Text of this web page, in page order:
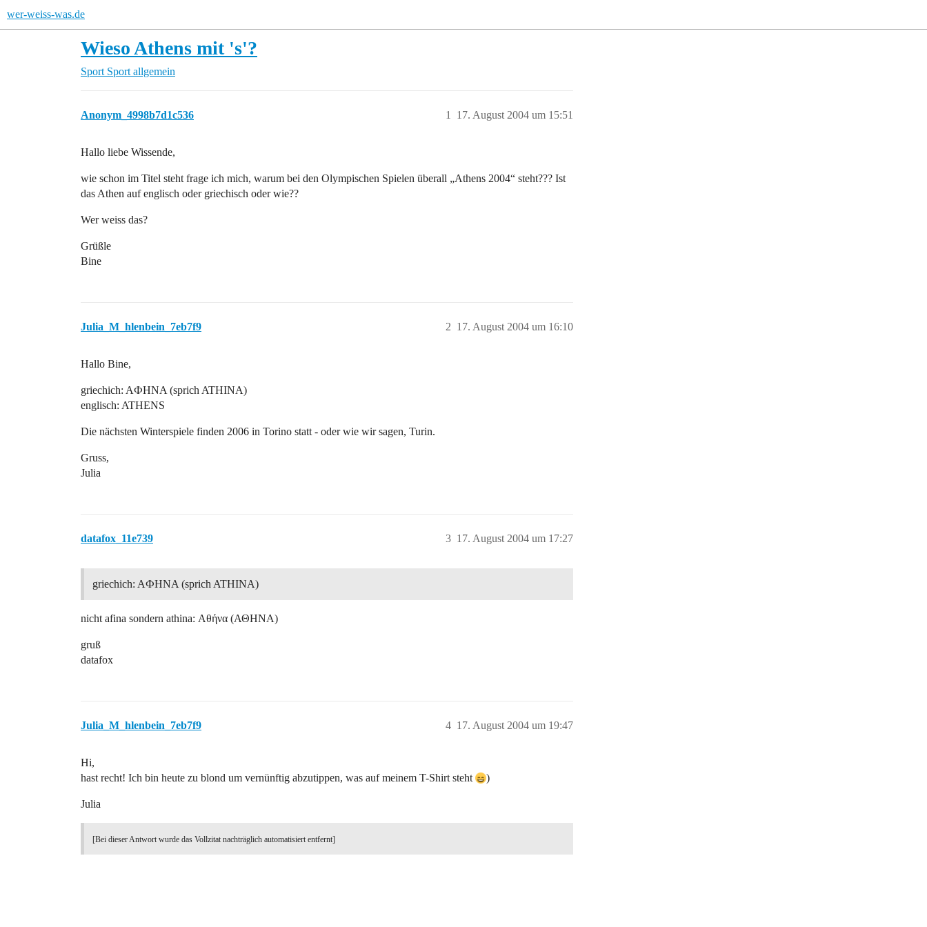
wer-weiss-was.de
Wieso Athens mit 's'?
Sport Sport allgemein
Anonym_4998b7d1c536 17. August 2004 um 15:51
1
Hallo liebe Wissende,
wie schon im Titel steht frage ich mich, warum bei den Olympischen Spielen überall „Athens 2004“ steht??? Ist
das Athen auf englisch oder griechisch oder wie??
Wer weiss das?
Grüßle
Bine
Julia_M_hlenbein_7eb7f9 17. August 2004 um 16:10
2
Hallo Bine,
griechich: AФHNA (sprich ATHINA)
englisch: ATHENS
Die nächsten Winterspiele finden 2006 in Torino statt - oder wie wir sagen, Turin.
Gruss,
Julia
datafox_11e739 17. August 2004 um 17:27
3
griechich: AФHNA (sprich ATHINA)
nicht afina sondern athina: Αθήνα (ΑΘΗΝΑ)
gruß
datafox
Julia_M_hlenbein_7eb7f9 17. August 2004 um 19:47
4
Hi,
hast recht! Ich bin heute zu blond um vernünftig abzutippen, was auf meinem T-Shirt steht
)
Julia
[Bei dieser Antwort wurde das Vollzitat nachträglich automatisiert entfernt]